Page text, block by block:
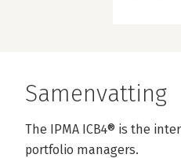
Samenvatting
The IPMA ICB4® is the
portfolio managers.